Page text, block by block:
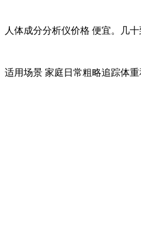
人体成分分析仪价格 便宜。几
适用场景 家庭日常粗略追踪体